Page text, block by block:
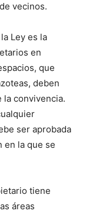
vecinos.
Ley es la
en
que
deben
la convivencia.
ser aprobada
en la que se
tiene
áreas